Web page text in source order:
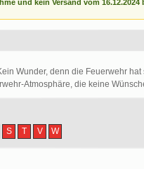
und kein Versand vom 16.12.2024
Wunder, denn die Feuerwehr
Atmosphäre, die keine
S T V W